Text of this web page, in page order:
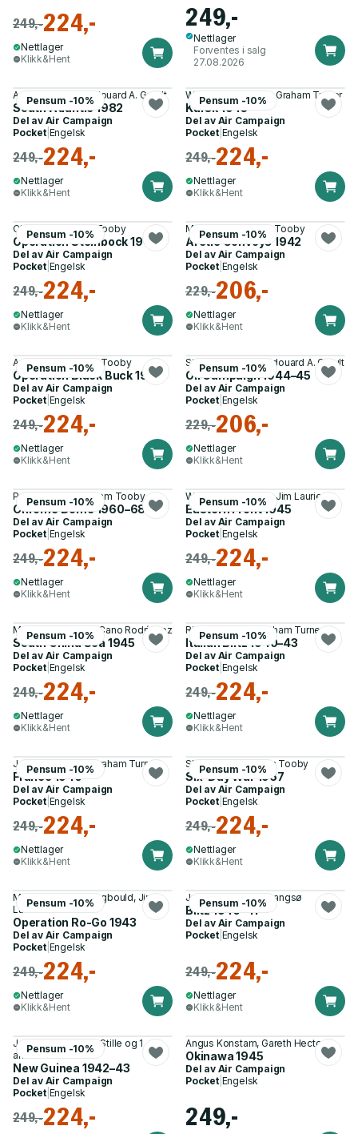
249,-224,-
Nettlager
Klikk&Hent
249,-
Nettlager
Forventes i salg
27.08.2026
Pensum -10%
Angus Konstam, Edouard A. Groult
South Atlantic 1982
Del av Air Campaign
Pocket| Engelsk
249,-224,-
Nettlager
Klikk&Hent
Pensum -10%
William E. Hiestand, Graham Turner
Kursk 1943
Del av Air Campaign
Pocket| Engelsk
249,-224,-
Nettlager
Klikk&Hent
Pensum -10%
Chris Goss, Adam Tooby
Operation Steinbock 1944
Del av Air Campaign
Pocket| Engelsk
249,-224,-
Nettlager
Klikk&Hent
Pensum -10%
Mark Lardas, Adam Tooby
Arctic Convoys 1942
Del av Air Campaign
Pocket| Engelsk
229,-206,-
Nettlager
Klikk&Hent
Pensum -10%
Andrew Bird, Adam Tooby
Operation Black Buck 1982
Del av Air Campaign
Pocket| Engelsk
249,-224,-
Nettlager
Klikk&Hent
Pensum -10%
Steven J. Zaloga, Edouard A. Groult
Oil Campaign 1944–45
Del av Air Campaign
Pocket| Engelsk
229,-206,-
Nettlager
Klikk&Hent
Pensum -10%
Peter E. Davies, Adam Tooby
Chrome Dome 1960–68
Del av Air Campaign
Pocket| Engelsk
249,-224,-
Nettlager
Klikk&Hent
Pensum -10%
William E. Hiestand, Jim Laurier
Eastern Front 1945
Del av Air Campaign
Pocket| Engelsk
249,-224,-
Nettlager
Klikk&Hent
Pensum -10%
Mark Lardas, Irene Cano Rodríguez
South China Sea 1945
Del av Air Campaign
Pocket| Engelsk
249,-224,-
Nettlager
Klikk&Hent
Pensum -10%
Richard Worrall, Graham Turner
Italian Blitz 1940–43
Del av Air Campaign
Pocket| Engelsk
249,-224,-
Nettlager
Klikk&Hent
Pensum -10%
James S. Corum, Graham Turner
France 1940
Del av Air Campaign
Pocket| Engelsk
249,-224,-
Nettlager
Klikk&Hent
Pensum -10%
Shlomo Aloni, Adam Tooby
Six-Day War 1967
Del av Air Campaign
Pocket| Engelsk
249,-224,-
Nettlager
Klikk&Hent
Pensum -10%
Michael John Claringbould, Jim
Laurier
Operation Ro-Go 1943
Del av Air Campaign
Pocket| Engelsk
249,-224,-
Nettlager
Klikk&Hent
Pensum -10%
Julian Hale, Mads Bangsø
Blitz 1940–41
Del av Air Campaign
Pocket| Engelsk
249,-224,-
Nettlager
Klikk&Hent
Pensum -10%
John Rogers, Mark Stille og 1
annen
New Guinea 1942–43
Del av Air Campaign
Pocket| Engelsk
249,-224,-
Angus Konstam, Gareth Hector
Okinawa 1945
Del av Air Campaign
Pocket| Engelsk
249,-